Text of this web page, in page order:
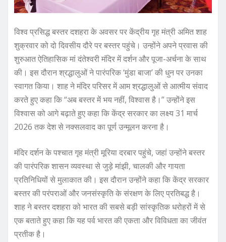
विश्व प्रसिद्ध बस्तर दशहरा के अवसर पर केंद्रीय गृह मंत्री अमित शाह
शुक्रवार को दो दिवसीय दौरे पर बस्तर पहुंचे। उन्होंने अपने प्रवास की
शुरुआत ऐतिहासिक मां दंतेश्वरी मंदिर में दर्शन और पूजा-अर्चना के साथ
की। इस दौरान श्रद्धालुओं ने पारंपरिक ‘मुंडा बाजा’ की धुन पर उनका
स्वागत किया। शाह ने मंदिर परिसर में आम श्रद्धालुओं से आत्मीय संवाद
करते हुए कहा कि “अब बस्तर में भय नहीं, विश्वास है।” उन्होंने इस
विश्वास को आगे बढ़ाते हुए कहा कि केंद्र सरकार का लक्ष्य 31 मार्च
2026 तक देश से नक्सलवाद का पूर्ण उन्मूलन करना है।
मंदिर दर्शन के पश्चात गृह मंत्री मूरिया दरबार पहुंचे, जहां उन्होंने बस्तर
की पारंपरिक शासन व्यवस्था से जुड़े मांझी, चालकी और गायता
प्रतिनिधियों से मुलाकात की। इस दौरान उन्होंने कहा कि केंद्र सरकार
बस्तर की परंपराओं और जनसंस्कृति के संरक्षण के लिए प्रतिबद्ध है।
शाह ने बस्तर दशहरा को भारत की सबसे बड़ी सांस्कृतिक धरोहरों में से
एक बताते हुए कहा कि यह पर्व भारत की एकता और विविधता का जीवंत
प्रतीक है।